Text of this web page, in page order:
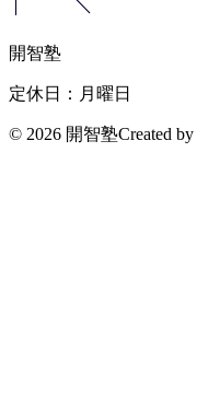
開智塾
定休日：月曜日
© 2026 開智塾Created by